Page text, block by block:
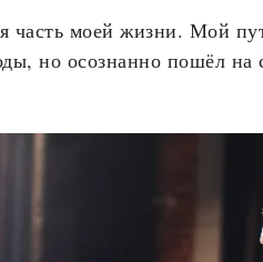
часть моей жизни. Мой
но осознанно пошёл